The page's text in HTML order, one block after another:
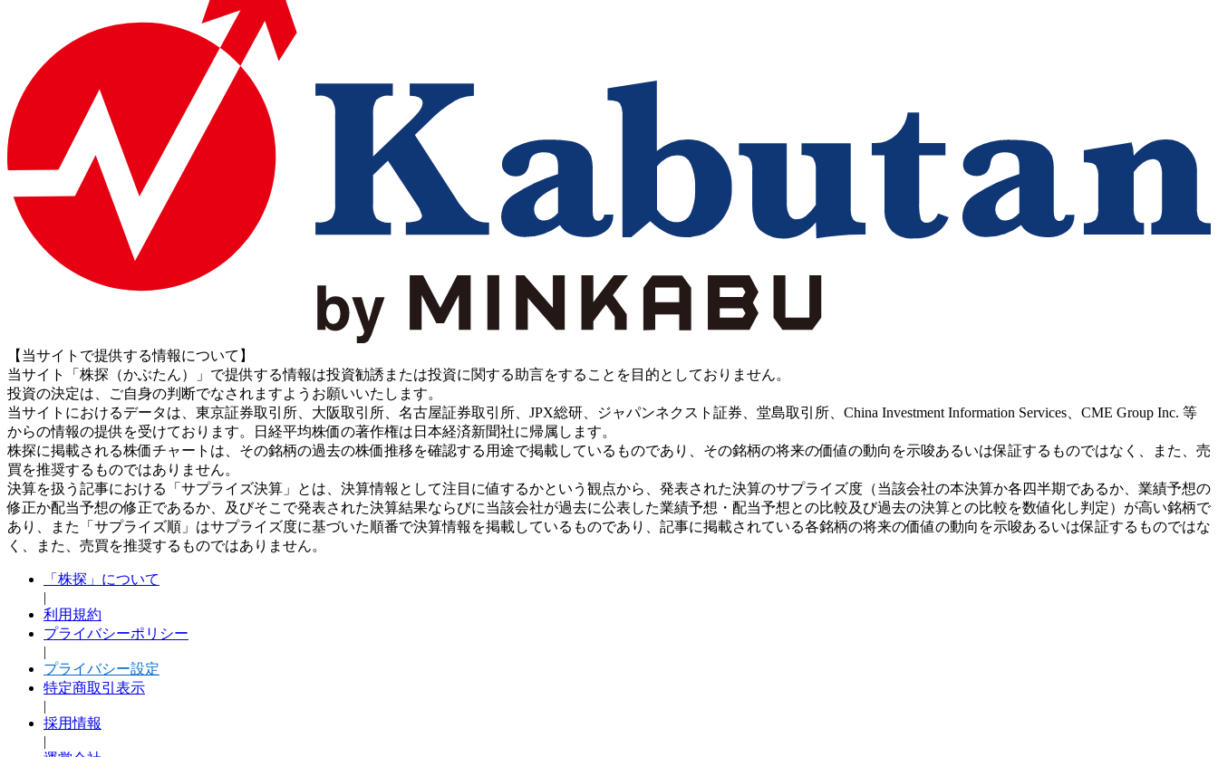
【当サイトで提供する情報について】
当サイト「株探（かぶたん）」で提供する情報は投資勧誘または投資に関する助言をすることを目的としておりません。
投資の決定は、ご自身の判断でなされますようお願いいたします。
当サイトにおけるデータは、東京証券取引所、大阪取引所、名古屋証券取引所、JPX総研、ジャパンネクスト証券、堂島取引所、China Investment Information Services、CME Group Inc. 等
からの情報の提供を受けております。日経平均株価の著作権は日本経済新聞社に帰属します。
株探に掲載される株価チャートは、その銘柄の過去の株価推移を確認する用途で掲載しているものであり、その銘柄の将来の価値の動向を示唆あるいは保証するものではなく、また、売
買を推奨するものではありません。
決算を扱う記事における「サプライズ決算」とは、決算情報として注目に値するかという観点から、発表された決算のサプライズ度（当該会社の本決算か各四半期であるか、業績予想の
修正か配当予想の修正であるか、及びそこで発表された決算結果ならびに当該会社が過去に公表した業績予想・配当予想との比較及び過去の決算との比較を数値化し判定）が高い銘柄で
あり、また「サプライズ順」はサプライズ度に基づいた順番で決算情報を掲載しているものであり、記事に掲載されている各銘柄の将来の価値の動向を示唆あるいは保証するものではな
く、また、売買を推奨するものではありません。
「株探」について
|
利用規約
プライバシーポリシー
|
プライバシー設定
特定商取引表示
|
採用情報
|